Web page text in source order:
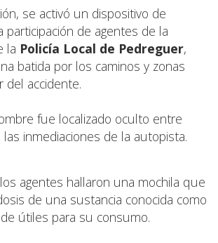
se activó un dispositivo de
de agentes de la
la Policía Local de Pedreguer,
batida por los caminos y zonas
del accidente.
fue localizado oculto entre
inmediaciones de la autopista.
agentes hallaron una mochila que
de una sustancia conocida como
útiles para su consumo.